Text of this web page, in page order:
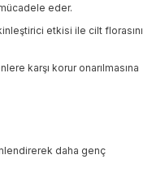
eder.
etkisi ile cilt florasını
karşı korur onarılmasına
daha genç